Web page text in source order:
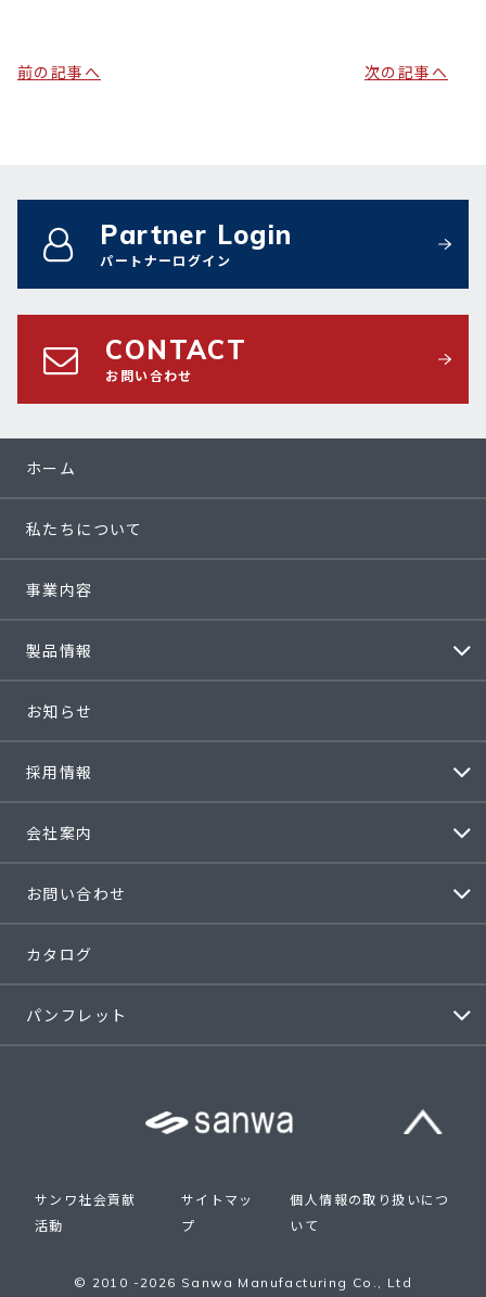
前の記事へ 次の記事へ
Partner Login
パートナーログイン
CONTACT
お問い合わせ
ホーム
私たちについて
事業内容
製品情報
お知らせ
採用情報
会社案内
お問い合わせ
カタログ
パンフレット
サンワ社会貢献
活動
サイトマッ
プ
個人情報の取り扱いにつ
いて
© 2010 -2026 Sanwa Manufacturing Co., Ltd